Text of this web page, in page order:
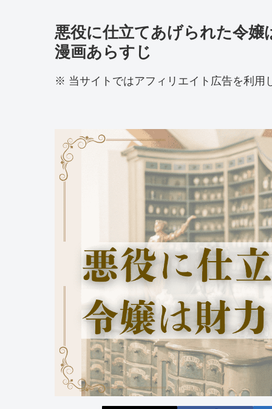
悪役に仕立てあげられた令
漫画あらすじ
※ 当サイトではアフィリエイト広告を利用